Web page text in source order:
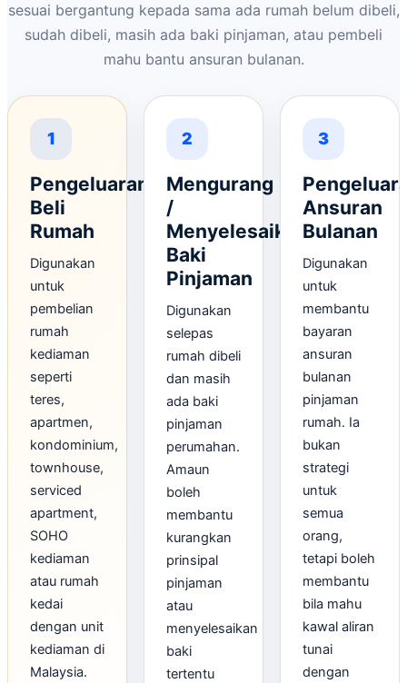
sesuai bergantung kepada sama ada rumah belum dibeli,
sudah dibeli, masih ada baki pinjaman, atau pembeli
mahu bantu ansuran bulanan.
1
Pengeluaran
Beli
Rumah
Digunakan
untuk
pembelian
rumah
kediaman
seperti
teres,
apartmen,
kondominium,
townhouse,
serviced
apartment,
SOHO
kediaman
atau rumah
kedai
dengan unit
kediaman di
Malaysia.
2
Mengurang
/
Menyelesaikan
Baki
Pinjaman
Digunakan
selepas
rumah dibeli
dan masih
ada baki
pinjaman
perumahan.
Amaun
boleh
membantu
kurangkan
prinsipal
pinjaman
atau
menyelesaikan
baki
tertentu
3
Ansuran
Bulanan
Digunakan
untuk
membantu
bayaran
ansuran
bulanan
pinjaman
rumah. Ia
bukan
strategi
untuk
semua
orang,
tetapi boleh
membantu
bila mahu
kawal aliran
tunai
dengan